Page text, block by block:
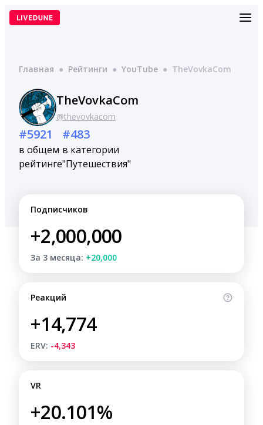
Перейти
Главная ● Рейтинги ● YouTube ● TheVovkaCom
TheVovkaCom
@thevovkacom
#5921
в общем
рейтинге
#483
в категории
"Путешествия"
Подписчиков
+2,000,000
За 3 месяца: +20,000
Реакций
+14,774
ERV: -4,343
VR
+20.101%